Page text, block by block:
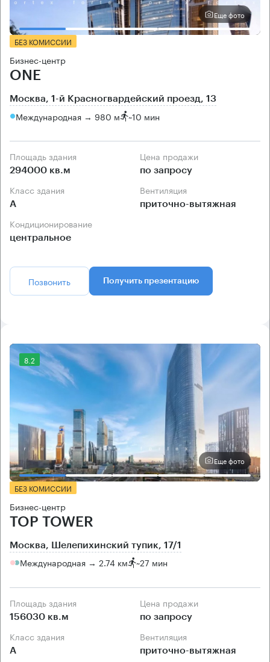
Еще фото
БЕЗ КОМИССИИ
Бизнес-центр
ONE
Москва, 1-й Красногвардейский проезд, 13
Международная → 980 м ~10 мин
Площадь здания
294000 кв.м
Цена продажи
по запросу
Класс здания
А
Вентиляция
приточно-вытяжная
Кондиционирование
центральное
Позвонить Получить презентацию
8.2
Еще фото
БЕЗ КОМИССИИ
Бизнес-центр
TOP TOWER
Москва, Шелепихинский тупик, 17/1
Международная → 2.74 км ~27 мин
Площадь здания
156030 кв.м
Цена продажи
по запросу
Класс здания
А
Вентиляция
приточно-вытяжная